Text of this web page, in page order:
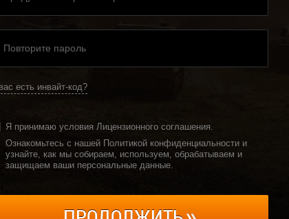
есть инвайт-код?
Я принимаю условия Лицензионного соглашения.
Ознакомьтесь с нашей Политикой конфиденциальности и
узнайте, как мы собираем, используем, обрабатываем и
защищаем ваши персональные данные.